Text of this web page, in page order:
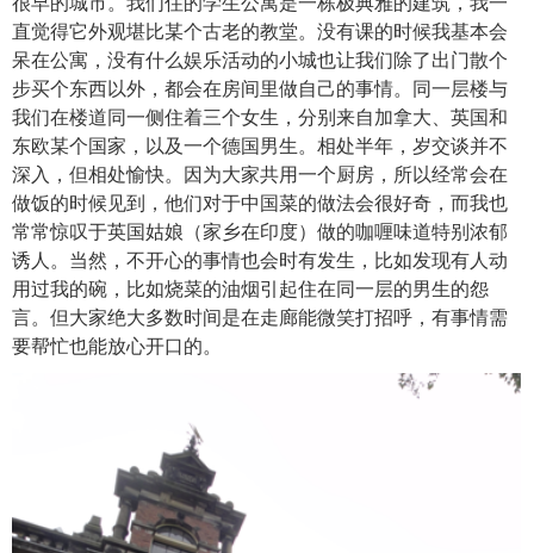
直觉得它外观堪比某个古老的教堂。没有课的时候我基本会
呆在公寓，没有什么娱乐活动的小城也让我们除了出门散个
步买个东西以外，都会在房间里做自己的事情。同一层楼与
我们在楼道同一侧住着三个女生，分别来自加拿大、英国和
东欧某个国家，以及一个德国男生。相处半年，岁交谈并不
深入，但相处愉快。因为大家共用一个厨房，所以经常会在
做饭的时候见到，他们对于中国菜的做法会很好奇，而我也
常常惊叹于英国姑娘（家乡在印度）做的咖喱味道特别浓郁
诱人。当然，不开心的事情也会时有发生，比如发现有人动
用过我的碗，比如烧菜的油烟引起住在同一层的男生的怨
言。但大家绝大多数时间是在走廊能微笑打招呼，有事情需
要帮忙也能放心开口的。